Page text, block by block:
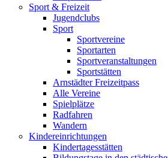
Sport & Freizeit
Jugendclubs
Sport
Sportvereine
Sportarten
Sportveranstaltungen
Sportstätten
Arnstädter Freizeitpass
Alle Vereine
Spielplätze
Radfahren
Wandern
Kindereinrichtungen
Kindertagesstätten